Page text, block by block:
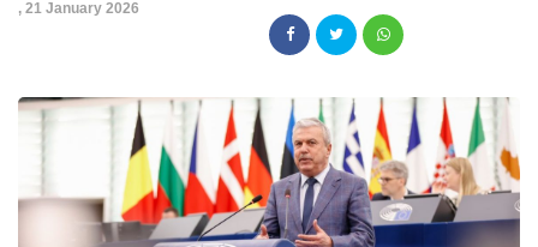
, 21 January 2026